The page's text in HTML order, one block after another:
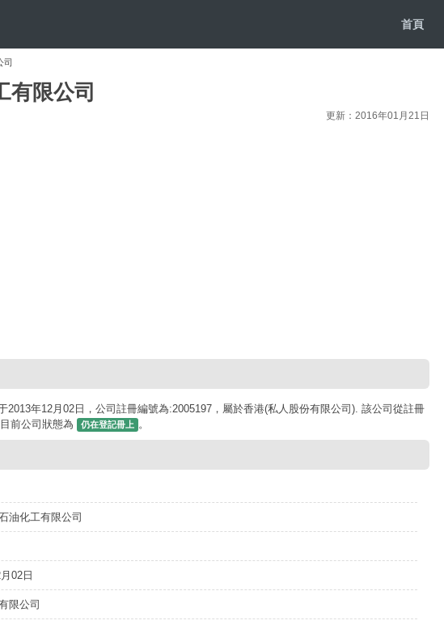
首頁
司
有限公司
更新：2016年01月21日
2013年12月02日，公司註冊編號為:2005197，屬於香港(私人股份有限公司). 該公司從註冊
前公司狀態為
仍在登記冊上 。
油化工有限公司
02日
限公司